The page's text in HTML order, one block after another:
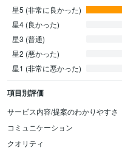
星5 (非常に良かった)
星4 (良かった)
星3 (普通)
星2 (悪かった)
星1 (非常に悪かった)
項目別評価
サービス内容/提案のわかりやすさ
コミュニケーション
クオリティ